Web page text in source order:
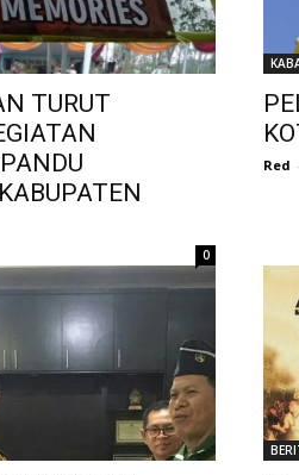
TURUT
0
Red -